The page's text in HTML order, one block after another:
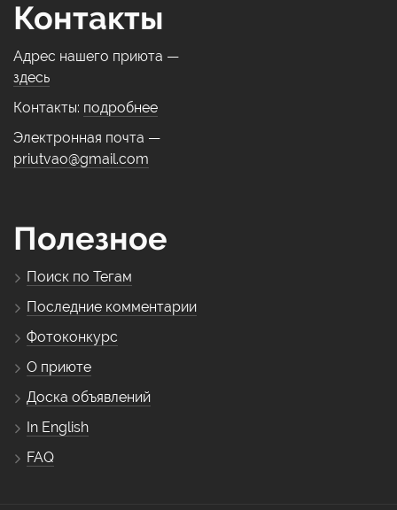
Контакты
Адрес нашего приюта —
здесь
Контакты: подробнее
Электронная почта —
priutvao@gmail.com
Полезное
Поиск по Тегам
Последние комментарии
Фотоконкурс
О приюте
Доска объявлений
In English
FAQ